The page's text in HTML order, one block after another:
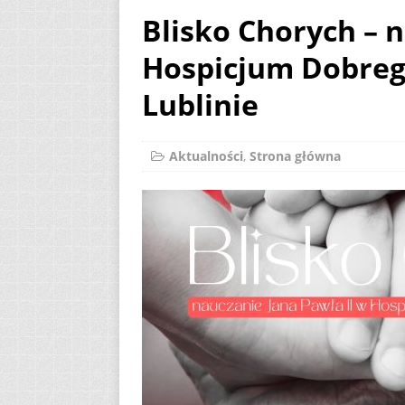
Kazimierskiej
[ 7 sierpnia 2026 ]
Niedzielę zwykłą
Blisko Chorych –
Hospicjum
Lublinie
Aktualności, Strona główna